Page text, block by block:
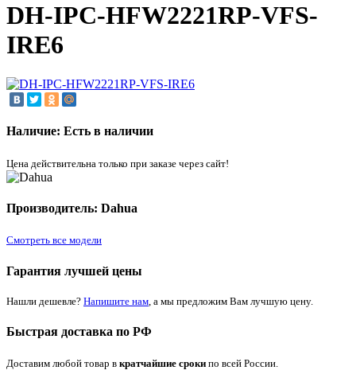
DH-IPC-HFW2221RP-VFS-
IRE6
Наличие: Есть в наличии
Цена действительна только при заказе через сайт!
Производитель: Dahua
Смотреть все модели
Гарантия лучшей цены
Нашли дешевле? Напишите нам , а мы предложим Вам лучшую цену.
Быстрая доставка по РФ
Доставим любой товар в кратчайшие сроки по всей России.